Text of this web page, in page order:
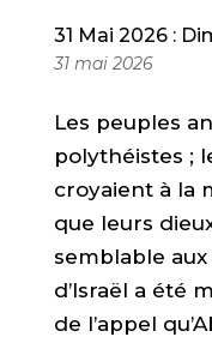
31 Mai 2026 :
31 mai 2026
Les peuples
polythéistes ;
croyaient à la
que leurs
semblable
d’Israël a été
de l’appel